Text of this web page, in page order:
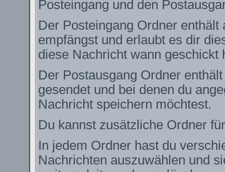
Posteingang und den
Der Posteingang Ordner
empfängst und erlaubt es dir
diese Nachricht wann geschickt
Der Postausgang Ordner
gesendet und bei denen du
Nachricht speichern möchtest.
Du kannst zusätzliche Ordner
In jedem Ordner hast du
Nachrichten auszuwählen und